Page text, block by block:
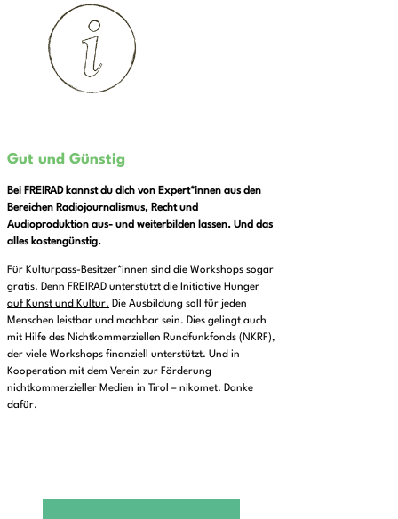
Gut und Günstig
Bei FREIRAD kannst du dich von Expert*innen aus den
Bereichen Radiojournalismus, Recht und
Audioproduktion aus- und weiterbilden lassen. Und das
alles kostengünstig.
Für Kulturpass-Besitzer*innen sind die Workshops sogar
gratis. Denn FREIRAD unterstützt die Initiative Hunger
auf Kunst und Kultur. Die Ausbildung soll für jeden
Menschen leistbar und machbar sein. Dies gelingt auch
mit Hilfe des Nichtkommerziellen Rundfunkfonds (NKRF),
der viele Workshops finanziell unterstützt. Und in
Kooperation mit dem Verein zur Förderung
nichtkommerzieller Medien in Tirol – nikomet. Danke
dafür.